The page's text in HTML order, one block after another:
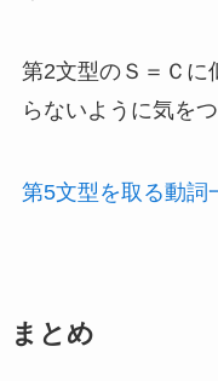
第2文型のＳ＝Ｃに
らないように気を
第5文型を取る動詞
まとめ